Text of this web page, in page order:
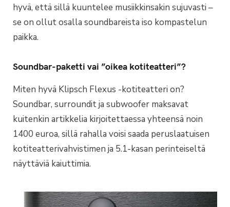
hyvä, että sillä kuuntelee musiikkinsakin sujuvasti –
se on ollut osalla soundbareista iso kompastelun
paikka.
Soundbar-paketti vai ”oikea kotiteatteri”?
Miten hyvä Klipsch Flexus -kotiteatteri on?
Soundbar, surroundit ja subwoofer maksavat
kuitenkin artikkelia kirjoitettaessa yhteensä noin
1400 euroa, sillä rahalla voisi saada peruslaatuisen
kotiteatterivahvistimen ja 5.1-kasan perinteiseltä
näyttäviä kaiuttimia.